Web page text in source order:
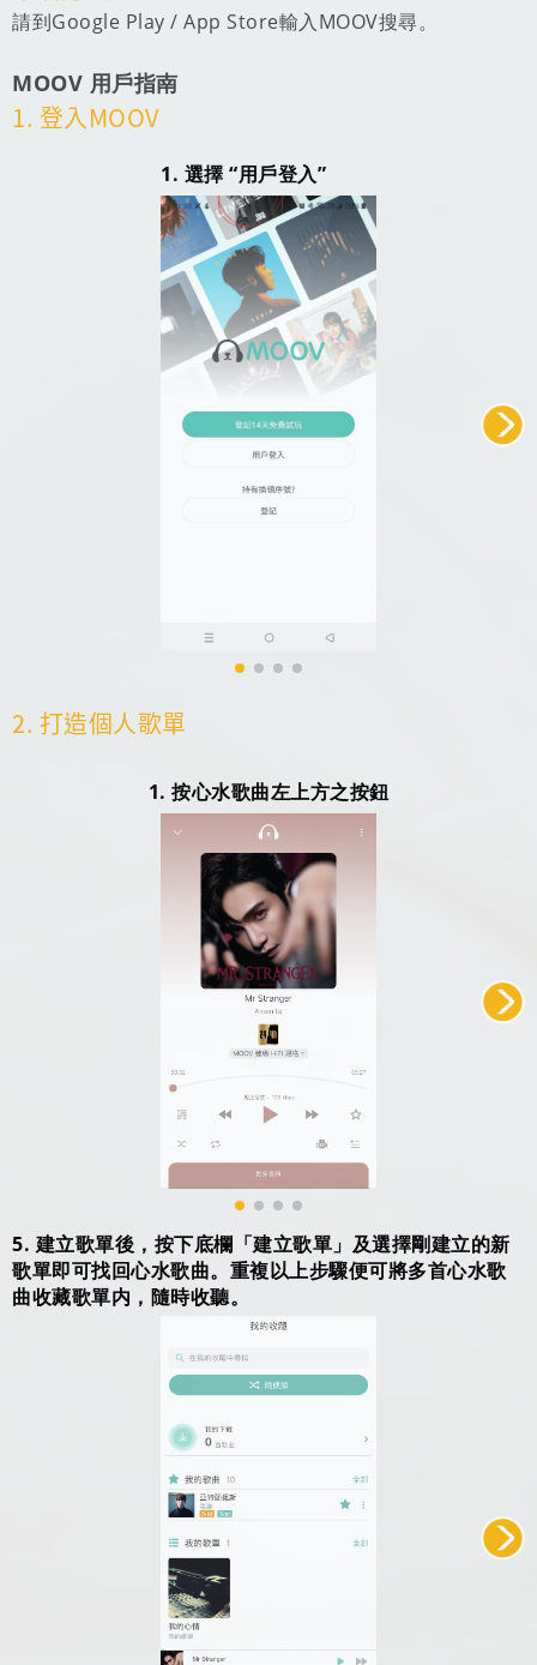
請到Google Play / App Store輸入MOOV搜尋。
MOOV 用戶指南
1. 登入MOOV
1. 選擇 “用戶登入”
2. 打造個人歌單
1. 按心水歌曲左上方之按鈕
5. 建立歌單後，按下底欄「建立歌單」及選擇剛建立的新
歌單即可找回心水歌曲。重複以上步驟便可將多首心水歌
曲收藏歌單内，隨時收聽。